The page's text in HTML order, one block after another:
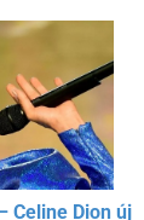
Celine Dion új